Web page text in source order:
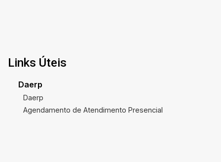
Links Úteis
Daerp
Daerp
Agendamento de Atendimento Presencial